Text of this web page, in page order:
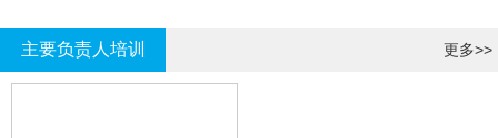
主要负责人培训 更多>>